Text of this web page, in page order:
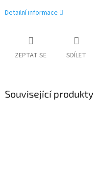
Detailní informace
ZEPTAT SE SDÍLET
Související produkty